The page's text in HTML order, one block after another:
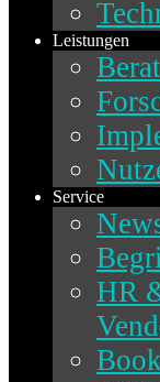
Leistungen
Service
HR